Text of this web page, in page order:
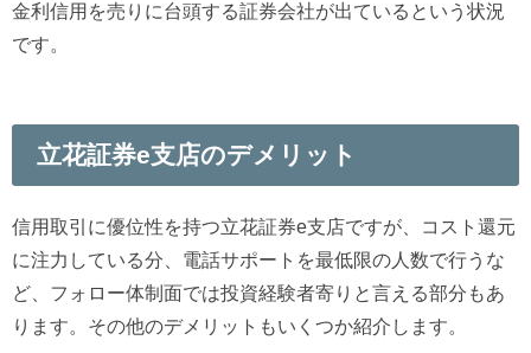
金利信用を売りに台頭する証券会社が出ているという状況
です。
立花証券e支店のデメリット
信用取引に優位性を持つ立花証券e支店ですが、コスト還元
に注力している分、電話サポートを最低限の人数で行うな
ど、フォロー体制面では投資経験者寄りと言える部分もあ
ります。その他のデメリットもいくつか紹介します。